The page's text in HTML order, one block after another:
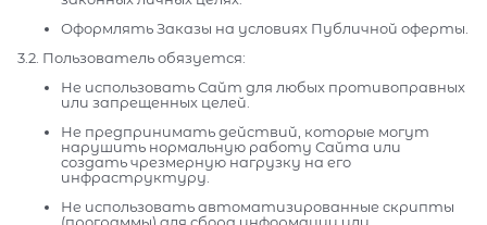
Оформлять Заказы на условиях Публичной оферты.
3.2. Пользователь обязуется:
Не использовать Сайт для любых противоправных
или запрещенных целей.
Не предпринимать действий, которые могут
нарушить нормальную работу Сайта или
создать чрезмерную нагрузку на его
инфраструктуру.
Не использовать автоматизированные скрипты